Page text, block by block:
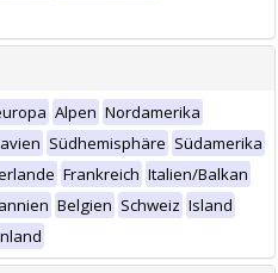
Alpen Nordamerika
Südhemisphäre Südamerika
Frankreich Italien/Balkan
Belgien Schweiz Island